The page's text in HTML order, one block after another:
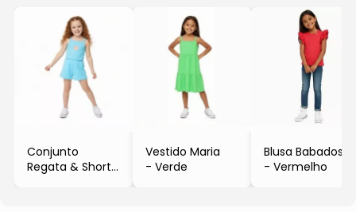
Conjunto
Regata & Shorts
Vestido Maria
- Verde
Blusa Babados
- Vermelho